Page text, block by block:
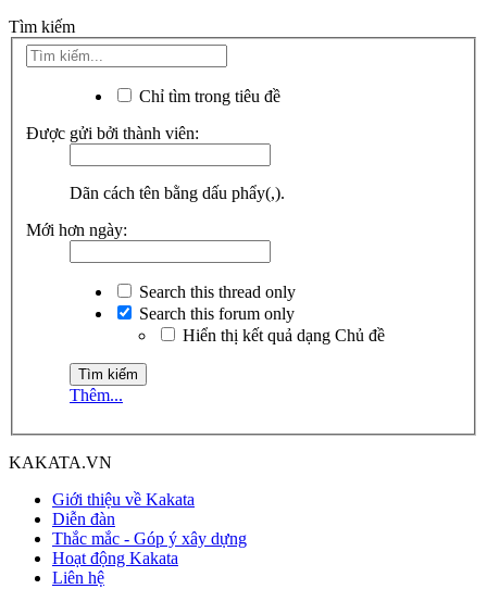
Tìm kiếm
Chỉ tìm trong tiêu đề
Được gửi bởi thành viên:
Dãn cách tên bằng dấu phẩy(,).
Mới hơn ngày:
Search this thread only
Search this forum only
Hiển thị kết quả dạng Chủ đề
Thêm...
KAKATA.VN
Giới thiệu về Kakata
Diễn đàn
Thắc mắc - Góp ý xây dựng
Hoạt động Kakata
Liên hệ